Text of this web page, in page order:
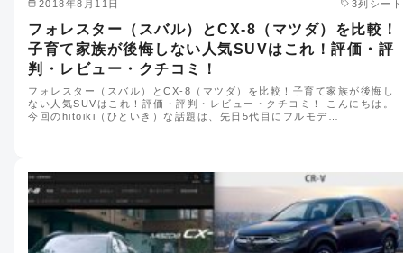
2018年8月11日 3列シート
フォレスター（スバル）とCX-8（マツダ）を比較！
子育て家族が後悔しない人気SUVはこれ！評価・評
判・レビュー・クチコミ！
フォレスター（スバル）とCX-8（マツダ）を比較！子育て家族が後悔し
ない人気SUVはこれ！評価・評判・レビュー・クチコミ！ こんにちは。
今回のhitoiki（ひといき）な話題は、先日5代目にフルモデ…